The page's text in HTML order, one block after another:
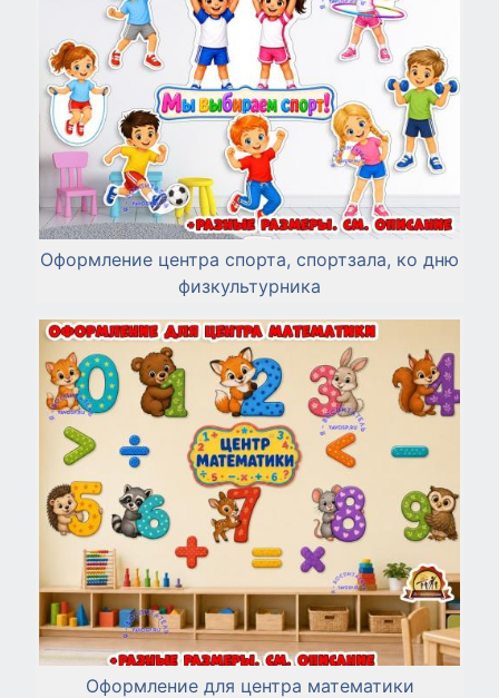
Оформление центра спорта, спортзала, ко дню
физкультурника
Оформление для центра математики